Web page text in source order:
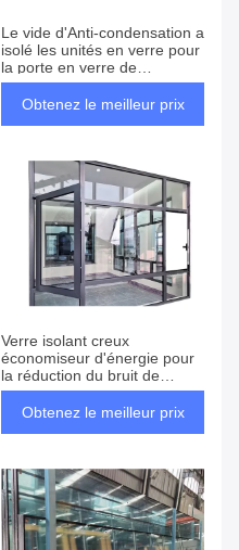
Le vide d'Anti-condensation a
isolé les unités en verre pour
la porte en verre de
réfrigérateur
Obtenez le meilleur prix
Verre isolant creux
économiseur d'énergie pour
la réduction du bruit de
construction
Obtenez le meilleur prix